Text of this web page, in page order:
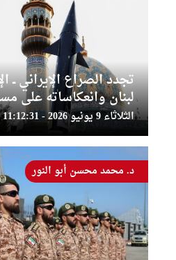
تجدد الصراع الإيراني ــ
لبنان وانعكاساته على
الثلاثاء 9 يونيو 2026 - 11:12:31
د. محمد محسن أبو النور